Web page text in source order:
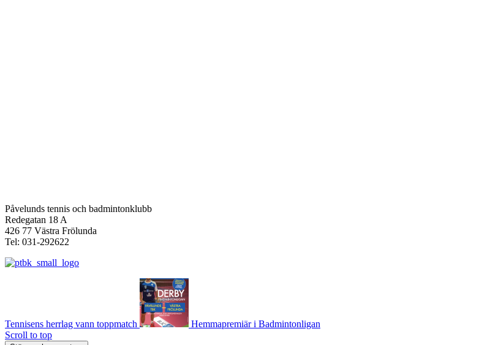
Påvelunds tennis och badmintonklubb
Redegatan 18 A
426 77 Västra Frölunda
Tel: 031-292622
Tennisens herrlag vann toppmatch
Hemmapremiär i Badmintonligan
Scroll to top